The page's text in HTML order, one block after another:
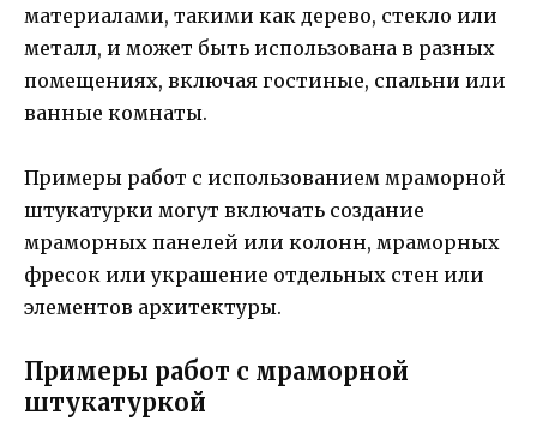
материалами, такими как дерево, стекло или
металл, и может быть использована в разных
помещениях, включая гостиные, спальни или
ванные комнаты.
Примеры работ с использованием мраморной
штукатурки могут включать создание
мраморных панелей или колонн, мраморных
фресок или украшение отдельных стен или
элементов архитектуры.
Примеры работ с мраморной
штукатуркой